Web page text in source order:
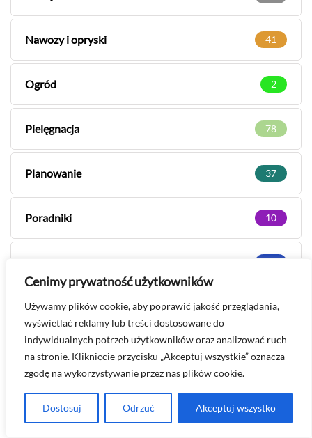
Cenimy prywatność użytkowników
Używamy plików cookie, aby poprawić jakość przeglądania,
wyświetlać reklamy lub treści dostosowane do
indywidualnych potrzeb użytkowników oraz analizować ruch
na stronie. Kliknięcie przycisku „Akceptuj wszystkie” oznacza
zgodę na wykorzystywanie przez nas plików cookie.
Dostosuj Odrzuć Akceptuj wszystko
Nawozy i opryski 41
Ogród 2
Pielęgnacja 78
Planowanie 37
Poradniki 10
21
Szkodniki i choroby 94
Warzywa i zioła
KILKA SŁÓW O MNIE
Patrycja Chmielewska